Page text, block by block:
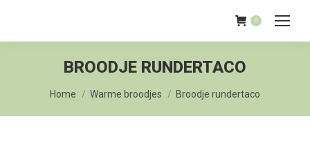
0
BROODJE RUNDERTACO
Je bent hier:
Home Warme broodjes Broodje rundertaco